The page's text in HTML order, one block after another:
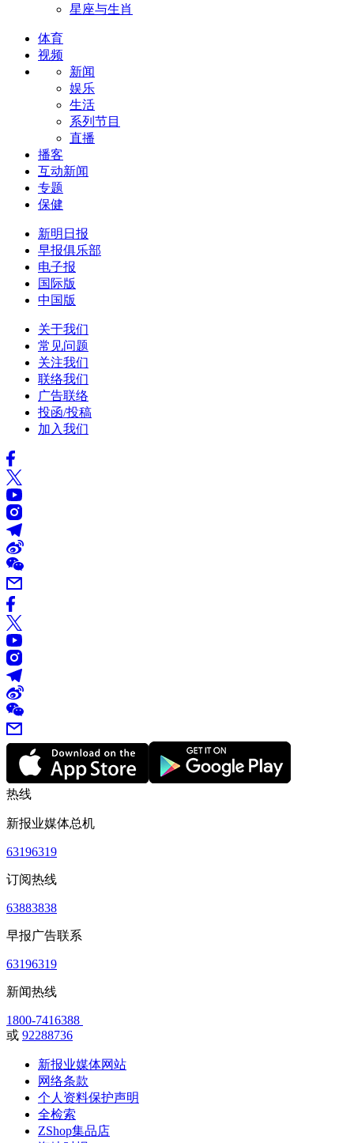
星座与生肖
体育
视频
新闻
娱乐
生活
系列节目
直播
播客
互动新闻
专题
保健
新明日报
早报俱乐部
电子报
国际版
中国版
关于我们
常见问题
关注我们
联络我们
广告联络
投函/投稿
加入我们
热线
新报业媒体总机
63196319
订阅热线
63883838
早报广告联系
63196319
新闻热线
1800-7416388
或 92288736
新报业媒体网站
网络条款
个人资料保护声明
全检索
ZShop集品店